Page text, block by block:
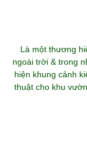
Là một thương
ngoài trời & trong
hiện khung cảnh
thuật cho khu